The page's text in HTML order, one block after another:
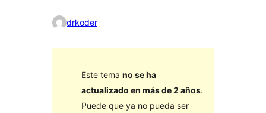
drkoder
Este tema no se ha
actualizado en más de 2 años.
Puede que ya no pueda ser